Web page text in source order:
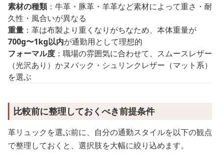
素材の種類：牛革・豚革・羊革など素材によって重さ・耐
久性・風合いが異なる
重量 ：革は布製より重くなりがちなため、本体重量が
700g〜1kg以内が通勤用として理想的
フォーマル度 ：職場の雰囲気に合わせて、スムースレザー
（光沢あり）かヌバック・シュリンクレザー（マット系）
を選ぶ
比較前に整理しておくべき前提条件
革リュックを選ぶ前に、自分の通勤スタイルを以下の観点
で整理しておくと、選択肢を大幅に絞り込めます。